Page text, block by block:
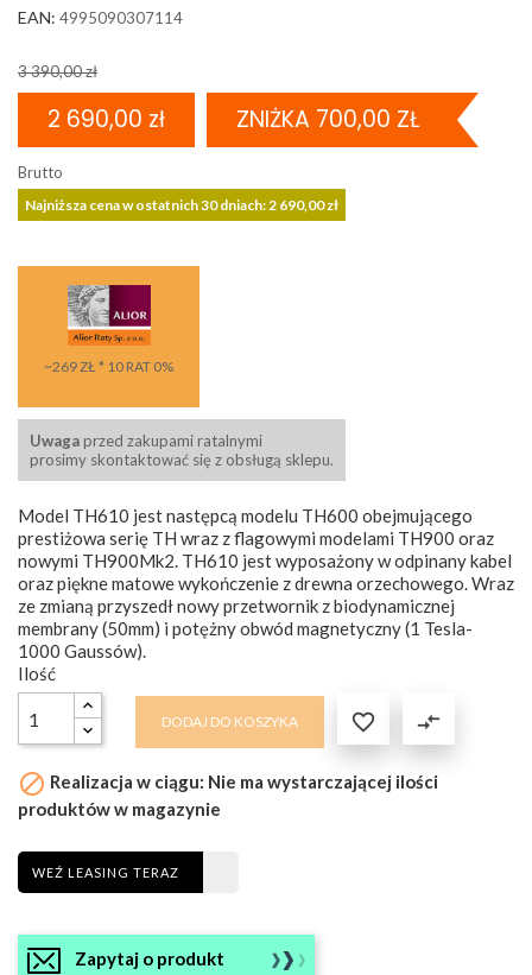
EAN: 4995090307114
3 390,00 zł
2 690,00 zł ZNIŻKA 700,00 ZŁ
Brutto
Najniższa cena w ostatnich 30 dniach: 2 690,00 zł
~269 ZŁ * 10 RAT 0%
Uwaga przed zakupami ratalnymi
prosimy skontaktować się z obsługą sklepu.
Model TH610 jest następcą modelu TH600 obejmującego
prestiżowa serię TH wraz z flagowymi modelami TH900 oraz
nowymi TH900Mk2. TH610 jest wyposażony w odpinany kabel
oraz piękne matowe wykończenie z drewna orzechowego. Wraz
ze zmianą przyszedł nowy przetwornik z biodynamicznej
membrany (50mm) i potężny obwód magnetyczny (1 Tesla-
1000 Gaussów).
Ilość
DODAJ DO KOSZYKA  compare_arrows
 Realizacja w ciągu: Nie ma wystarczającej ilości
produktów w magazynie
WEŹ LEASING TERAZ
Zapytaj o produkt